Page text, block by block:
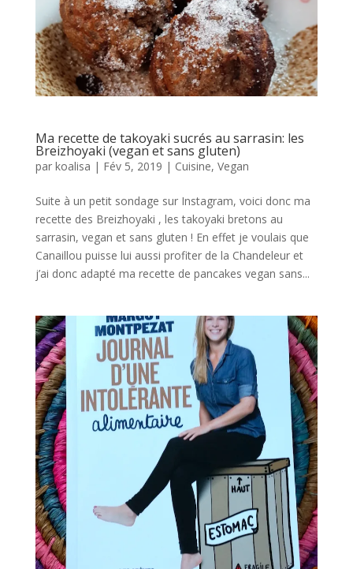
Ma recette de takoyaki sucrés au sarrasin: les
Breizhoyaki (vegan et sans gluten)
par koalisa | Fév 5, 2019 | Cuisine, Vegan
Suite à un petit sondage sur Instagram, voici donc ma
recette des Breizhoyaki , les takoyaki bretons au
sarrasin, vegan et sans gluten ! En effet je voulais que
Canaillou puisse lui aussi profiter de la Chandeleur et
j’ai donc adapté ma recette de pancakes vegan sans...